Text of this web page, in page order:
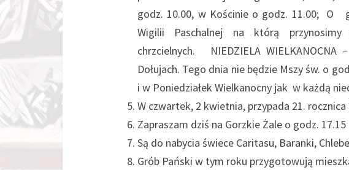
godz. 10.00, w Kościnie o godz. 11.00; O
Wigilii Paschalnej na którą
chrzcielnych. NIEDZIELA WIELKANOCNA–
Dołujach. Tego dnia nie będzie Mszy św. o
i w Poniedziałek Wielkanocny jak w
W czwartek, 2 kwietnia, przypada 21.
Zapraszam dziś na Gorzkie Żale o godz. 17.15
Są do nabycia świece Caritasu, Baranki,
Grób Pański w tym roku przygotowują